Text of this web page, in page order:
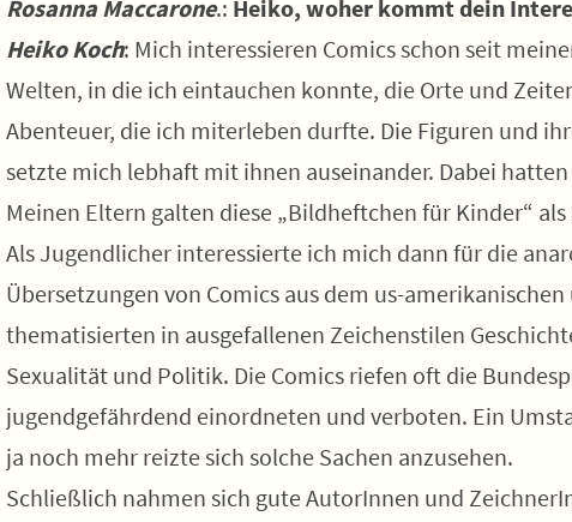
Rosanna Maccarone.: Heiko, woher kommt dein
Heiko Koch: Mich interessieren Comics schon seit
Welten, in die ich eintauchen konnte, die Orte und
Abenteuer, die ich miterleben durfte. Die Figuren und
setzte mich lebhaft mit ihnen auseinander. Dabei
Meinen Eltern galten diese „Bildheftchen für Kinder“
Als Jugendlicher interessierte ich mich dann für die
Übersetzungen von Comics aus dem us-
thematisierten in ausgefallenen Zeichenstilen
Sexualität und Politik. Die Comics riefen oft die
jugendgefährdend einordneten und verboten. Ein
ja noch mehr reizte sich solche Sachen anzusehen.
Schließlich nahmen sich gute AutorInnen und